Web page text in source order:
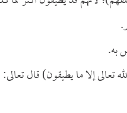
به.
تعالى إلا ما يطيقون) قال تعالى: